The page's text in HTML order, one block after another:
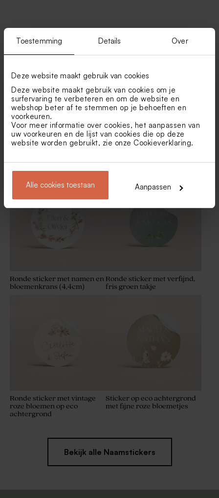
Toestemming Details Over
Deze website maakt gebruik van cookies
Deze website maakt gebruik van cookies om je
surfervaring te verbeteren en om de website en
webshop beter af te stemmen op je behoeften en
voorkeuren.
Voor meer informatie over cookies, het aanpassen van
uw voorkeuren en de lijst van cookies die op deze
website worden gebruikt, zie onze Cookieverklaring.
Alle cookies toestaan Aanpassen
Boho bedankkaartje bruiloft Servetring met bloemen
Vind je misschien ook leuk
Ronde sticker met namen en
bloemenkrans (4,4cm)
Ronde sticker met verfijnd,
fris groen takje
Ronde sticker met vintage
roze bloemen op eco
achtergrond
Sticker op eco achtergrond
met fijne roze bloemetjes
Bekijk alle Naamstickers